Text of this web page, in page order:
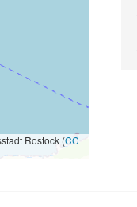
Rostock (CC